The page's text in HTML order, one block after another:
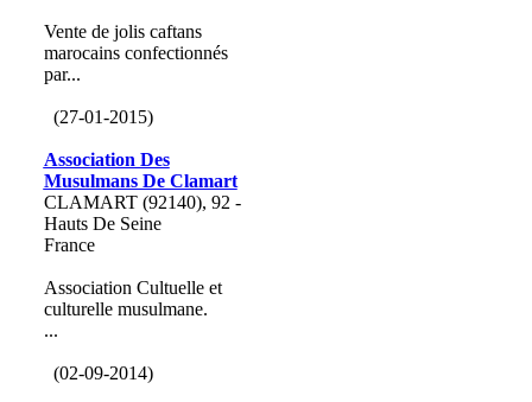
Vente de jolis caftans
marocains confectionnés
par...
(27-01-2015)
Association Des
Musulmans De Clamart
CLAMART (92140), 92 -
Hauts De Seine
France
Association Cultuelle et
culturelle musulmane.
...
(02-09-2014)